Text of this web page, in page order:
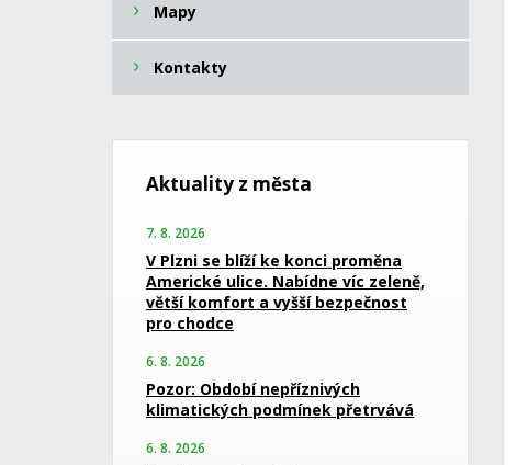
Mapy
Kontakty
Aktuality z města
7. 8. 2026
V Plzni se blíží ke konci proměna
Americké ulice. Nabídne víc zeleně,
větší komfort a vyšší bezpečnost
pro chodce
6. 8. 2026
Pozor: Období nepříznivých
klimatických podmínek přetrvává
6. 8. 2026